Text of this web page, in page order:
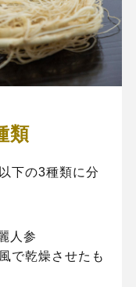
類
下の3種類に分
人参
で乾燥させたも